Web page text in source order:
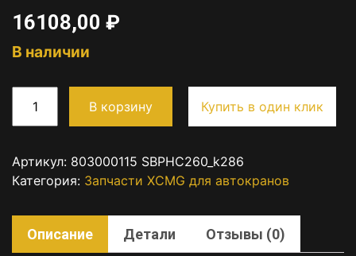
16108,00 ₽
В наличии
В корзину Купить в один клик
Артикул: 803000115 SBPHC260_k286
Категория: Запчасти XCMG для автокранов
Описание Детали Отзывы (0)